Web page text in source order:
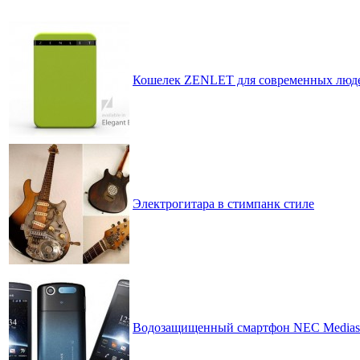
Кошелек ZENLET для современных
Электрогитара в стимпанк стиле
Водозащищенный смартфон NEC